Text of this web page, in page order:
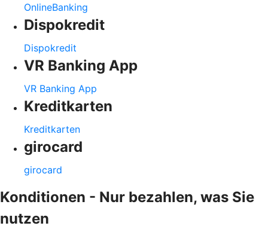
OnlineBanking
Dispokredit
Dispokredit
VR Banking App
VR Banking App
Kreditkarten
Kreditkarten
girocard
girocard
Konditionen - Nur bezahlen, was Sie
nutzen